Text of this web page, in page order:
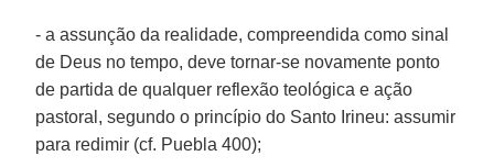
- a assunção da realidade, compreendida como sinal
de Deus no tempo, deve tornar-se novamente ponto
de partida de qualquer reflexão teológica e ação
pastoral, segundo o princípio do Santo Irineu: assumir
para redimir (cf. Puebla 400);